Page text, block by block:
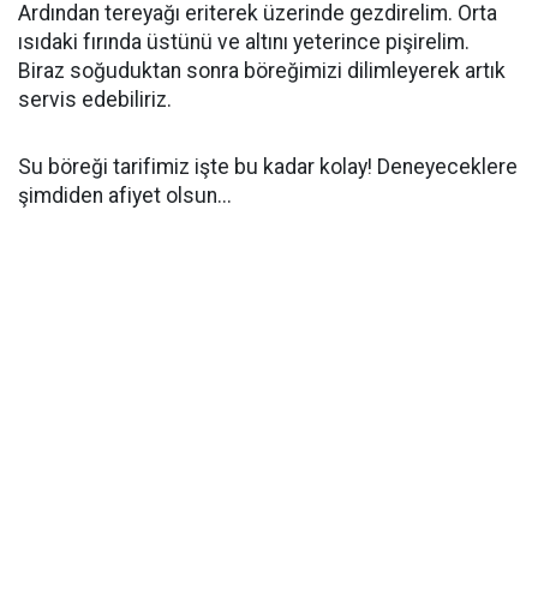
Ardından tereyağı eriterek üzerinde gezdirelim. Orta
ısıdaki fırında üstünü ve altını yeterince pişirelim.
Biraz soğuduktan sonra böreğimizi dilimleyerek artık
servis edebiliriz.
Su böreği tarifimiz işte bu kadar kolay! Deneyeceklere
şimdiden afiyet olsun...